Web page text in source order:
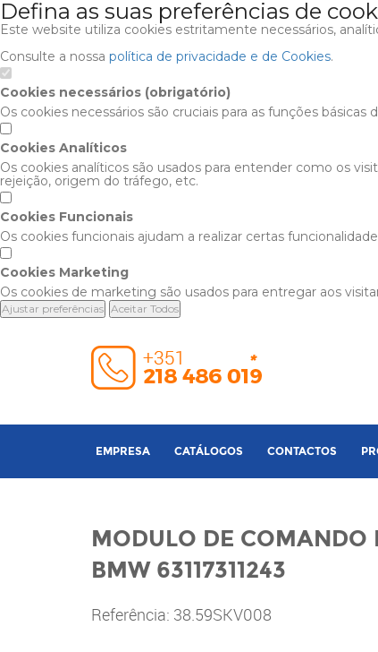
Defina as suas preferências de
Este website utiliza cookies estritamente necessários,
Consulte a nossa política de privacidade e de Cookies.
Cookies necessários (obrigatório)
Os cookies necessários são cruciais para as funções
Cookies Analíticos
Os cookies analíticos são usados para entender como os
rejeição, origem do tráfego, etc.
Cookies Funcionais
Os cookies funcionais ajudam a realizar certas
Cookies Marketing
Os cookies de marketing são usados para entregar aos
Ajustar preferências Aceitar Todos
EMPRESA CATÁLOGOS CONTACTOS
MODULO DE COMANDO
BMW 63117311243
Referência: 38.59SKV008